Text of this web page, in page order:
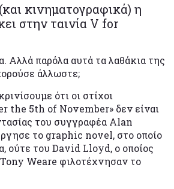
κινηματογραφικά) η
στην ταινία V for
Αλλά παρόλα αυτά τα λαθάκια της
άλλωστε;
ότι οι στίχοι
the 5th of November» δεν είναι
του συγγραφέα Alan
το graphic novel, στο οποίο
ούτε του David Lloyd, ο οποίος
Weare φιλοτέχνησαν το